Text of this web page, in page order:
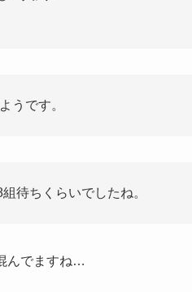
うです。
待ちくらいでしたね。
んでますね…